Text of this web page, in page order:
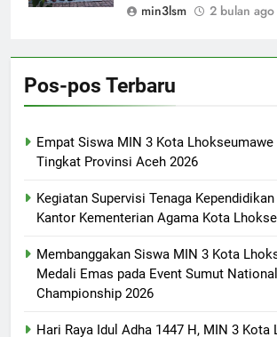
min3lsm
2 bulan ago
Pos-pos Terbaru
Empat Siswa MIN 3 Kota
Tingkat Provinsi Aceh 2026
Kegiatan Supervisi Tenaga
Kantor Kementerian Agama Kota
Membanggakan Siswa MIN 3 Kota
Medali Emas pada Event Sumut
Championship 2026
Hari Raya Idul Adha 1447 H, MIN 3 Kota